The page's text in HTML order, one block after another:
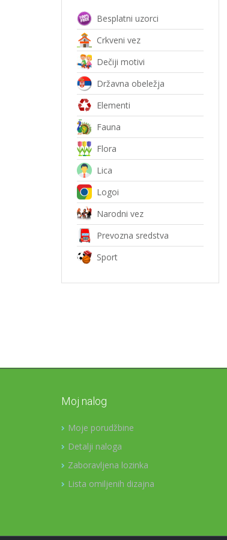
Besplatni uzorci
Crkveni vez
Dečiji motivi
Državna obeležja
Elementi
Fauna
Flora
Lica
Logoi
Narodni vez
Prevozna sredstva
Sport
Moj nalog
Moje porudžbine
Detalji naloga
Zaboravljena lozinka
Lista omiljenih dizajna